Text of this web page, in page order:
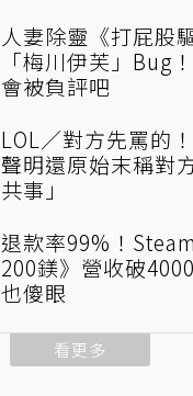
人妻除靈《打屁股
「梅川伊芙」Bug
會被負評吧
LOL／對方先罵的
聲明還原始末稱對
共事」
退款率99%！
200鎂》營收破
也傻眼
看更多